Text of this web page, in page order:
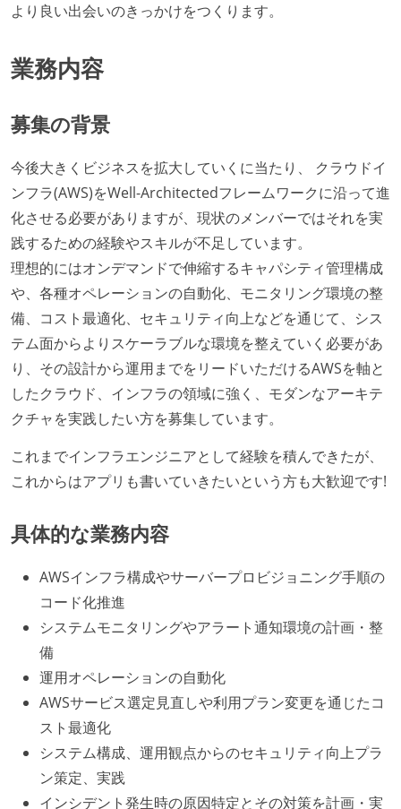
より良い出会いのきっかけをつくります。
業務内容
募集の背景
今後大きくビジネスを拡大していくに当たり、 クラウドイ
ンフラ(AWS)をWell-Architectedフレームワークに沿って進
化させる必要がありますが、現状のメンバーではそれを実
践するための経験やスキルが不足しています。
理想的にはオンデマンドで伸縮するキャパシティ管理構成
や、各種オペレーションの自動化、モニタリング環境の整
備、コスト最適化、セキュリティ向上などを通じて、シス
テム面からよりスケーラブルな環境を整えていく必要があ
り、その設計から運用までをリードいただけるAWSを軸と
したクラウド、インフラの領域に強く、モダンなアーキテ
クチャを実践したい方を募集しています。
これまでインフラエンジニアとして経験を積んできたが、
これからはアプリも書いていきたいという方も大歓迎です!
具体的な業務内容
AWSインフラ構成やサーバープロビジョニング手順の
コード化推進
システムモニタリングやアラート通知環境の計画・整
備
運用オペレーションの自動化
AWSサービス選定見直しや利用プラン変更を通じたコ
スト最適化
システム構成、運用観点からのセキュリティ向上プラ
ン策定、実践
インシデント発生時の原因特定とその対策を計画・実